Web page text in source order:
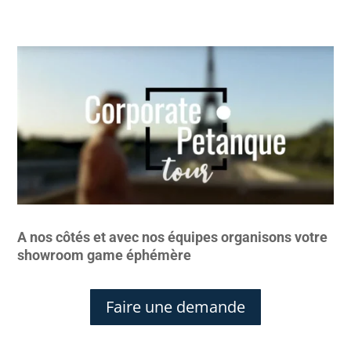
A nos côtés et avec nos équipes organisons votre
showroom game éphémère
Faire une demande